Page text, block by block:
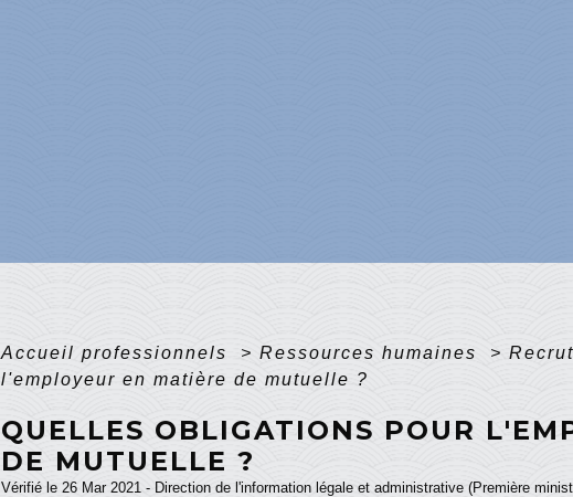
Accueil professionnels > Ressources humaines >
l'employeur en matière de mutuelle ?
QUELLES OBLIGATIONS POUR
DE MUTUELLE ?
Vérifié le 26 Mar 2021 - Direction de l'information légale et administrative (Première